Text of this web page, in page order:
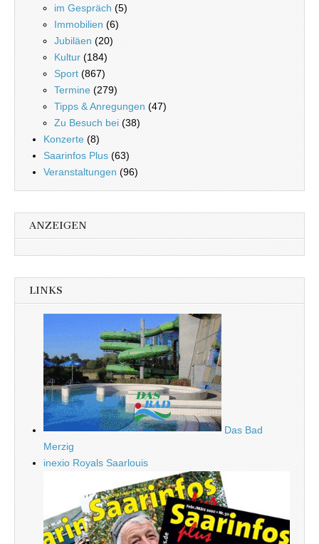
im Gespräch (5)
Immobilien (6)
Jubiläen (20)
Kultur (184)
Sport (867)
Termine (279)
Tipps & Anregungen (47)
Zu Besuch bei (38)
Konzerte (8)
Saarinfos Plus (63)
Veranstaltungen (96)
ANZEIGEN
LINKS
Das Bad
Merzig
inexio Royals Saarlouis